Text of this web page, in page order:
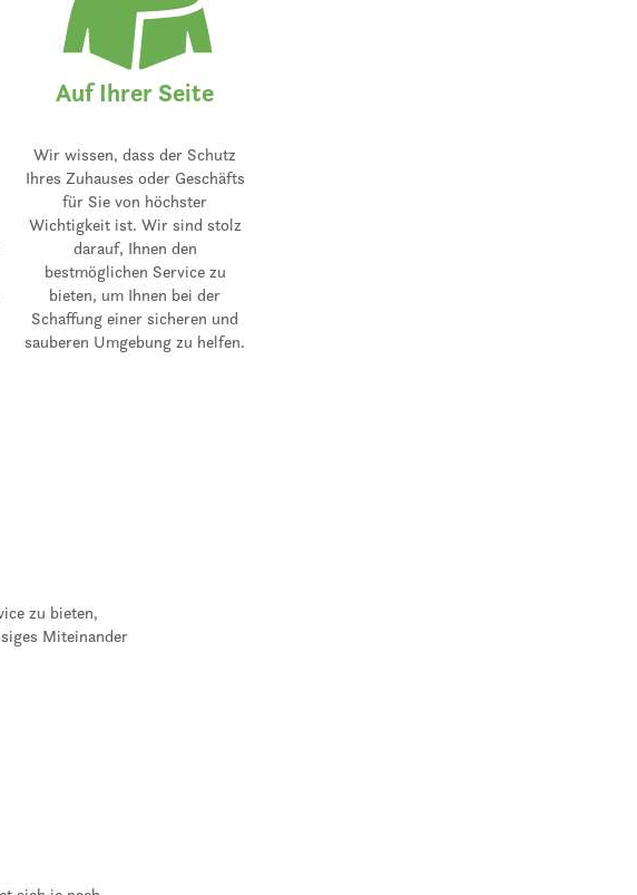
Auf Ihrer Seite
Wir wissen, dass der Schutz
Ihres Zuhauses oder Geschäfts
für Sie von höchster
Wichtigkeit ist. Wir sind stolz
darauf, Ihnen den
bestmöglichen Service zu
bieten, um Ihnen bei der
Schaffung einer sicheren und
sauberen Umgebung zu helfen.
zu bieten,
Miteinander